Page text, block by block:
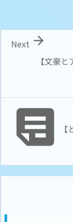
【文豪

Next
